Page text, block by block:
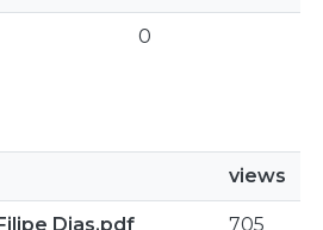
0
views
Dias.pdf 705